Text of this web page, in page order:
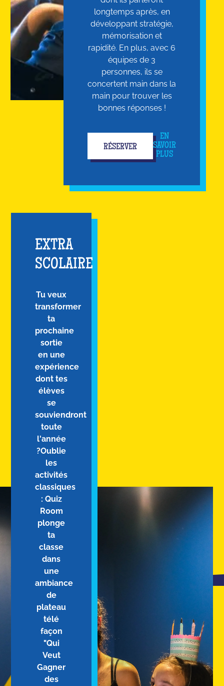
longtemps après, en
développant stratégie,
mémorisation et
rapidité. En plus, avec 6
équipes de 3
personnes, ils se
concertent main dans la
main pour trouver les
bonnes réponses !
RÉSERVER
EN
SAVOIR
PLUS
EXTRA
SCOLAIRE
Tu veux
transformer
ta
prochaine
sortie
en une
expérience
dont tes
élèves
se
souviendront
toute
l'année
?Oublie
les
activités
classiques
: Quiz
Room
plonge
ta
classe
dans
une
ambiance
de
plateau
télé
façon
"Qui
Veut
Gagner
des